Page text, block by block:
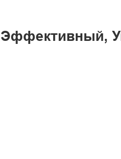
Эффективный,